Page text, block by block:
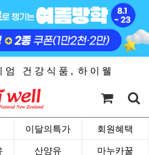
엄 건 강 식 품 , 하 이 웰
이달의특가 회원혜택
산양유 마누카꿀